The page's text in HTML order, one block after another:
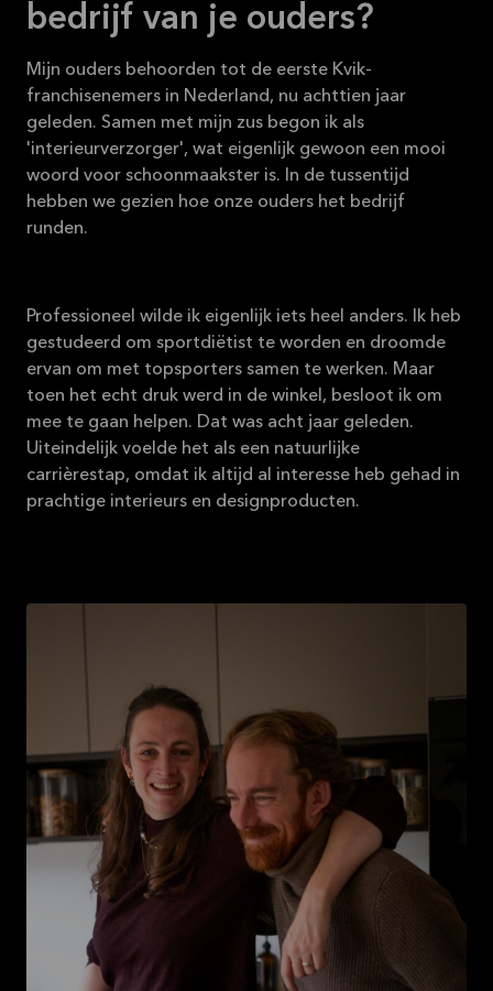
bedrijf van je ouders?
Mijn ouders behoorden tot de eerste Kvik-
franchisenemers in Nederland, nu achttien jaar
geleden. Samen met mijn zus begon ik als
'interieurverzorger', wat eigenlijk gewoon een mooi
woord voor schoonmaakster is. In de tussentijd
hebben we gezien hoe onze ouders het bedrijf
runden.
Professioneel wilde ik eigenlijk iets heel anders. Ik heb
gestudeerd om sportdiëtist te worden en droomde
ervan om met topsporters samen te werken. Maar
toen het echt druk werd in de winkel, besloot ik om
mee te gaan helpen. Dat was acht jaar geleden.
Uiteindelijk voelde het als een natuurlijke
carrièrestap, omdat ik altijd al interesse heb gehad in
prachtige interieurs en designproducten.